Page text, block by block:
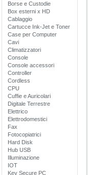
Borse e Custodie
Box esterni x HD
Cablaggio
Cartucce Ink-Jet e Toner
Case per Computer
Cavi
Climatizzatori
Console
Console accessori
Controller
Cordless
CPU
Cuffie e Auricolari
Digitale Terrestre
Elettrico
Elettrodomestici
Fax
Fotocopiatrici
Hard Disk
Hub USB
Illuminazione
IOT
Key Secure PC